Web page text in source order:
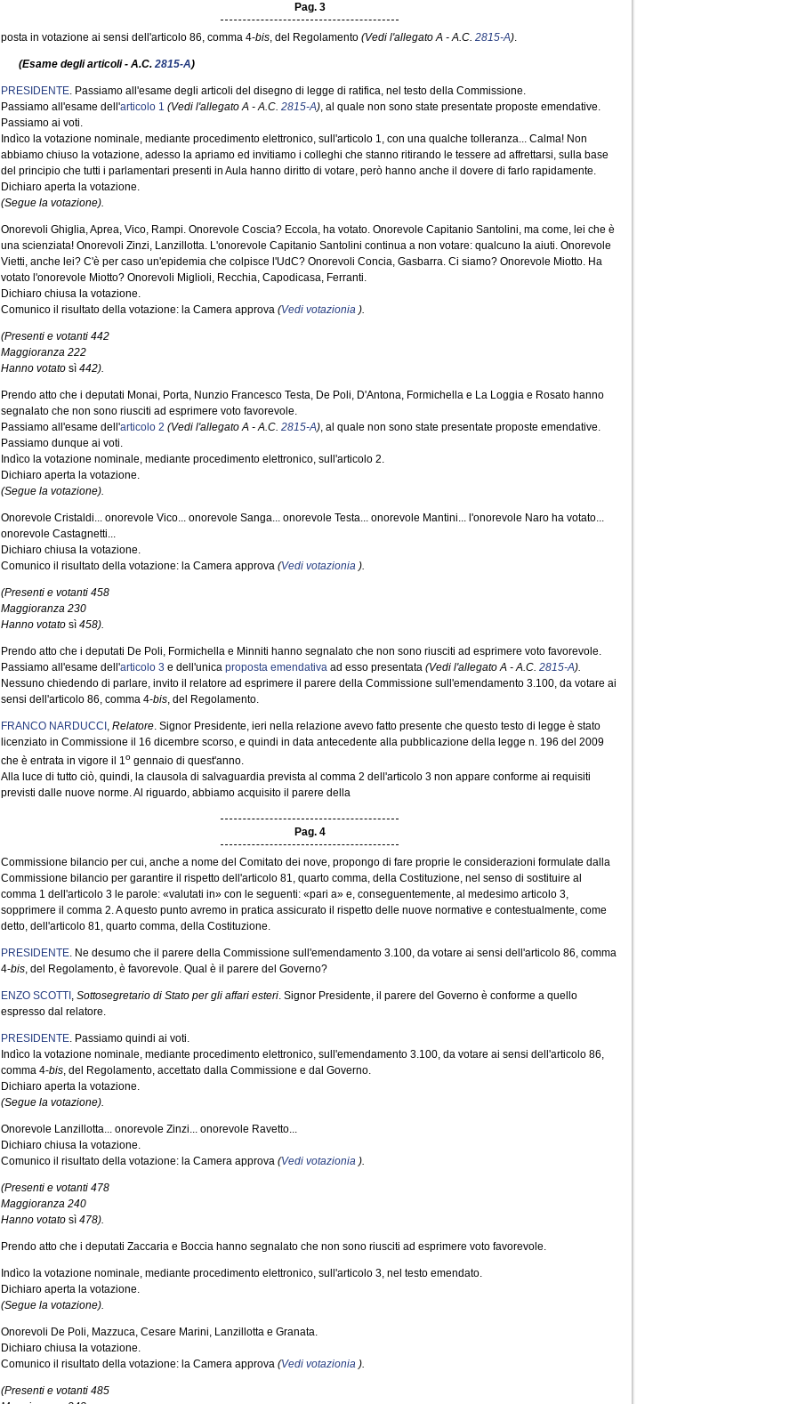
Pag. 3
posta in votazione ai sensi dell'articolo 86, comma 4-bis, del Regolamento (Vedi l'allegato A - A.C. 2815-A).
(Esame degli articoli - A.C. 2815-A)
PRESIDENTE. Passiamo all'esame degli articoli del disegno di legge di ratifica, nel testo della Commissione.
Passiamo all'esame dell'articolo 1 (Vedi l'allegato A - A.C. 2815-A), al quale non sono state presentate proposte emendative.
Passiamo ai voti.
Indìco la votazione nominale, mediante procedimento elettronico, sull'articolo 1, con una qualche tolleranza... Calma! Non
abbiamo chiuso la votazione, adesso la apriamo ed invitiamo i colleghi che stanno ritirando le tessere ad affrettarsi, sulla base
del principio che tutti i parlamentari presenti in Aula hanno diritto di votare, però hanno anche il dovere di farlo rapidamente.
Dichiaro aperta la votazione.
(Segue la votazione).
Onorevoli Ghiglia, Aprea, Vico, Rampi. Onorevole Coscia? Eccola, ha votato. Onorevole Capitanio Santolini, ma come, lei che è
una scienziata! Onorevoli Zinzi, Lanzillotta. L'onorevole Capitanio Santolini continua a non votare: qualcuno la aiuti. Onorevole
Vietti, anche lei? C'è per caso un'epidemia che colpisce l'UdC? Onorevoli Concia, Gasbarra. Ci siamo? Onorevole Miotto. Ha
votato l'onorevole Miotto? Onorevoli Miglioli, Recchia, Capodicasa, Ferranti.
Dichiaro chiusa la votazione.
Comunico il risultato della votazione: la Camera approva (Vedi votazionia ).
(Presenti e votanti 442
Maggioranza 222
Hanno votato sì 442).
Prendo atto che i deputati Monai, Porta, Nunzio Francesco Testa, De Poli, D'Antona, Formichella e La Loggia e Rosato hanno
segnalato che non sono riusciti ad esprimere voto favorevole.
Passiamo all'esame dell'articolo 2 (Vedi l'allegato A - A.C. 2815-A), al quale non sono state presentate proposte emendative.
Passiamo dunque ai voti.
Indìco la votazione nominale, mediante procedimento elettronico, sull'articolo 2.
Dichiaro aperta la votazione.
(Segue la votazione).
Onorevole Cristaldi... onorevole Vico... onorevole Sanga... onorevole Testa... onorevole Mantini... l'onorevole Naro ha votato...
onorevole Castagnetti...
Dichiaro chiusa la votazione.
Comunico il risultato della votazione: la Camera approva (Vedi votazionia ).
(Presenti e votanti 458
Maggioranza 230
Hanno votato sì 458).
Prendo atto che i deputati De Poli, Formichella e Minniti hanno segnalato che non sono riusciti ad esprimere voto favorevole.
Passiamo all'esame dell'articolo 3 e dell'unica proposta emendativa ad esso presentata (Vedi l'allegato A - A.C. 2815-A).
Nessuno chiedendo di parlare, invito il relatore ad esprimere il parere della Commissione sull'emendamento 3.100, da votare ai
sensi dell'articolo 86, comma 4-bis, del Regolamento.
FRANCO NARDUCCI , Relatore. Signor Presidente, ieri nella relazione avevo fatto presente che questo testo di legge è stato
licenziato in Commissione il 16 dicembre scorso, e quindi in data antecedente alla pubblicazione della legge n. 196 del 2009
che è entrata in vigore il 1o gennaio di quest'anno.
Alla luce di tutto ciò, quindi, la clausola di salvaguardia prevista al comma 2 dell'articolo 3 non appare conforme ai requisiti
previsti dalle nuove norme. Al riguardo, abbiamo acquisito il parere della
Pag. 4
Commissione bilancio per cui, anche a nome del Comitato dei nove, propongo di fare proprie le considerazioni formulate dalla
Commissione bilancio per garantire il rispetto dell'articolo 81, quarto comma, della Costituzione, nel senso di sostituire al
comma 1 dell'articolo 3 le parole: «valutati in» con le seguenti: «pari a» e, conseguentemente, al medesimo articolo 3,
sopprimere il comma 2. A questo punto avremo in pratica assicurato il rispetto delle nuove normative e contestualmente, come
detto, dell'articolo 81, quarto comma, della Costituzione.
PRESIDENTE. Ne desumo che il parere della Commissione sull'emendamento 3.100, da votare ai sensi dell'articolo 86, comma
4-bis, del Regolamento, è favorevole. Qual è il parere del Governo?
ENZO SCOTTI , Sottosegretario di Stato per gli affari esteri. Signor Presidente, il parere del Governo è conforme a quello
espresso dal relatore.
PRESIDENTE. Passiamo quindi ai voti.
Indìco la votazione nominale, mediante procedimento elettronico, sull'emendamento 3.100, da votare ai sensi dell'articolo 86,
comma 4-bis, del Regolamento, accettato dalla Commissione e dal Governo.
Dichiaro aperta la votazione.
(Segue la votazione).
Onorevole Lanzillotta... onorevole Zinzi... onorevole Ravetto...
Dichiaro chiusa la votazione.
Comunico il risultato della votazione: la Camera approva (Vedi votazionia ).
(Presenti e votanti 478
Maggioranza 240
Hanno votato sì 478).
Prendo atto che i deputati Zaccaria e Boccia hanno segnalato che non sono riusciti ad esprimere voto favorevole.
Indìco la votazione nominale, mediante procedimento elettronico, sull'articolo 3, nel testo emendato.
Dichiaro aperta la votazione.
(Segue la votazione).
Onorevoli De Poli, Mazzuca, Cesare Marini, Lanzillotta e Granata.
Dichiaro chiusa la votazione.
Comunico il risultato della votazione: la Camera approva (Vedi votazionia ).
(Presenti e votanti 485